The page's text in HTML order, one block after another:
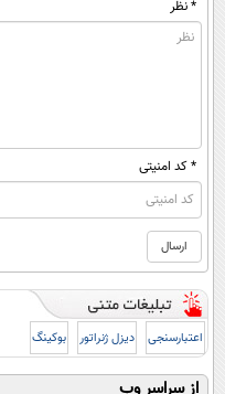
* نظر
* کد امنیتی
اعتبارسنجی دیزل ژنراتور بوکینگ